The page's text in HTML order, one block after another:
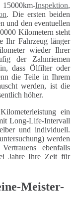
Inspektion,
. Die ersten beiden
und den eventuellen
Kilometern steht
Ihr Fahrzeug länger
wieder Ihrer
der Zahnriemen
dass Ölfilter oder
die Teile in Ihrem
werden, ist die
höher.
ein
Long-Life-Intervall
und individuell.
werden
ebenfalls
Jahre Ihre Zeit für
Meister-